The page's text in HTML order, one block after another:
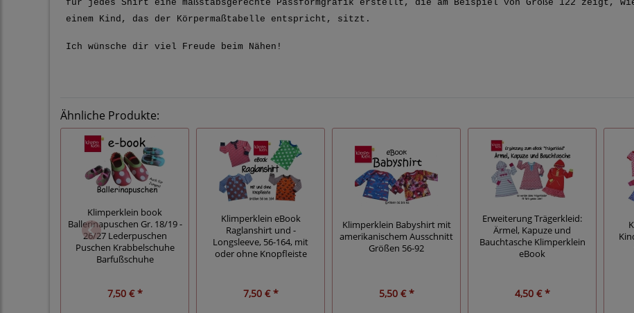
für jedes Shirt eine maßstabsgerechte Passformgrafik erstellt, die am Beispiel von Größe 122 zeigt,
einem Kind, das der Körpermaßtabelle entspricht, sitzt.
Ich wünsche dir viel Freude beim Nähen!
Ähnliche Produkte:
Klimperklein book
Ballerinapuschen Gr. 18/19 -
26/27 Lederpuschen
Puschen Krabbelschuhe
Barfußschuhe
7,50 € *
Klimperklein eBook
Raglanshirt und -
Longsleeve, 56-164, mit
oder ohne Knopfleiste
7,50 € *
Klimperklein Babyshirt mit
amerikanischem Ausschnitt
Größen 56-92
5,50 € *
Erweiterung Trägerkleid:
Ärmel, Kapuze und
Bauchtasche Klimperklein
eBook
4,50 € *